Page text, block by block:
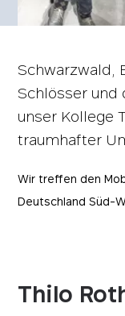
Schwarzwald,
Schlösser und
unser Kollege
traumhafter
Wir treffen den
Deutschland Süd-
Thilo